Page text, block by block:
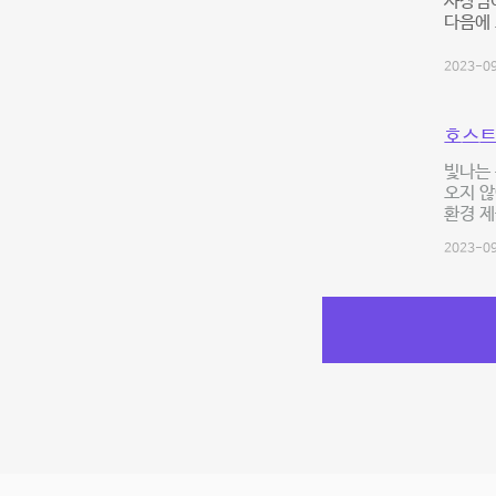
다음
2023-
호스
빛나는
오지
환경
2023-